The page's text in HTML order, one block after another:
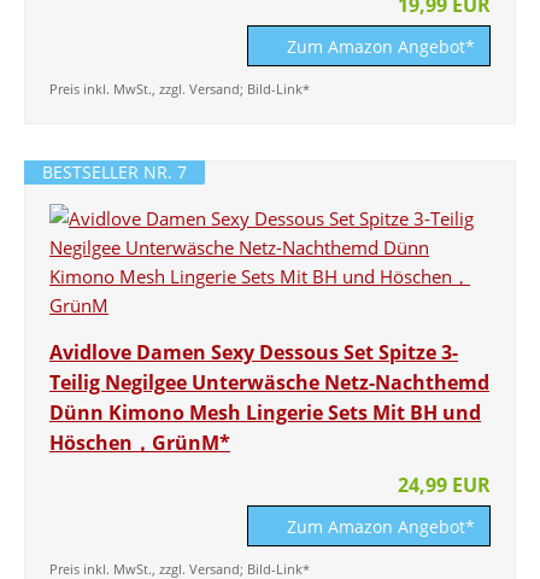
Zum Amazon Angebot*
Preis inkl. MwSt., zzgl. Versand; Bild-Link*
BESTSELLER NR. 7
Avidlove Damen Sexy Dessous Set Spitze 3-
Teilig Negilgee Unterwäsche Netz-Nachthemd
Dünn Kimono Mesh Lingerie Sets Mit BH und
Höschen，GrünM*
24,99 EUR
Zum Amazon Angebot*
Preis inkl. MwSt., zzgl. Versand; Bild-Link*